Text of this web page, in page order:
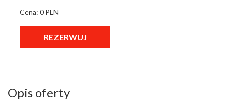
Cena: 0 PLN
Opis oferty